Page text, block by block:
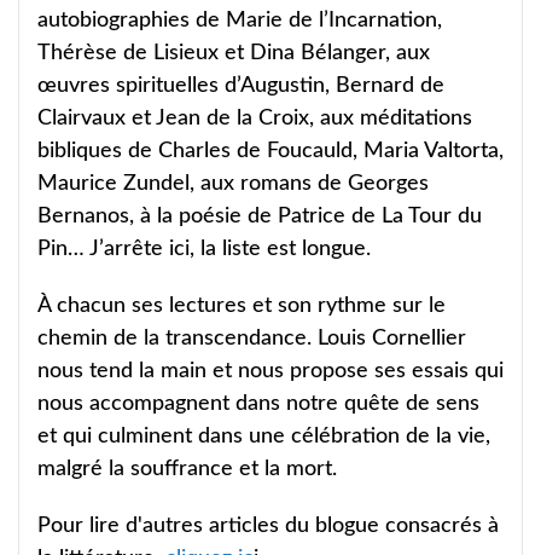
autobiographies de Marie de l’Incarnation,
Thérèse de Lisieux et Dina Bélanger, aux
œuvres spirituelles d’Augustin, Bernard de
Clairvaux et Jean de la Croix, aux méditations
bibliques de Charles de Foucauld, Maria Valtorta,
Maurice Zundel, aux romans de Georges
Bernanos, à la poésie de Patrice de La Tour du
Pin… J’arrête ici, la liste est longue.
À chacun ses lectures et son rythme sur le
chemin de la transcendance. Louis Cornellier
nous tend la main et nous propose ses essais qui
nous accompagnent dans notre quête de sens
et qui culminent dans une célébration de la vie,
malgré la souffrance et la mort.
Pour lire d'autres articles du blogue consacrés à